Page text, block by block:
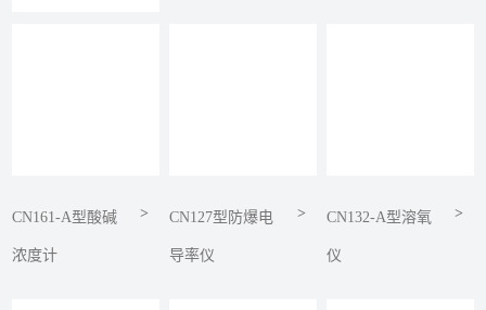
CN161-A型酸碱
浓度计
> CN127型防爆电
导率仪
> CN132-A型溶氧
仪
>